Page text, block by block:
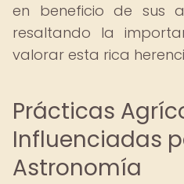
en beneficio de sus
resaltando la
valorar esta rica
Prácticas
Influenciadas
Astronomía